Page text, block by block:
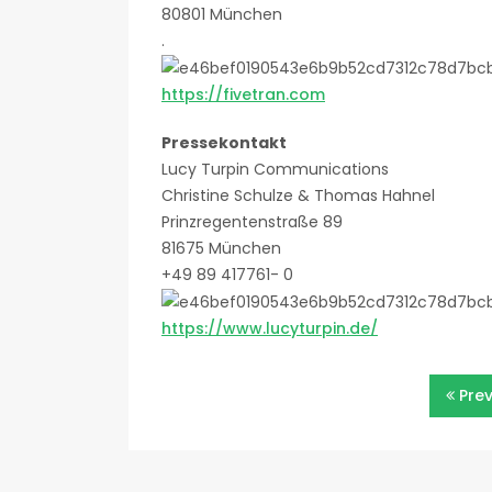
80801 München
.
https://fivetran.com
Pressekontakt
Lucy Turpin Communications
Christine Schulze & Thomas Hahnel
Prinzregentenstraße 89
81675 München
+49 89 417761- 0
https://www.lucyturpin.de/
Beitragsnavigation
Prev